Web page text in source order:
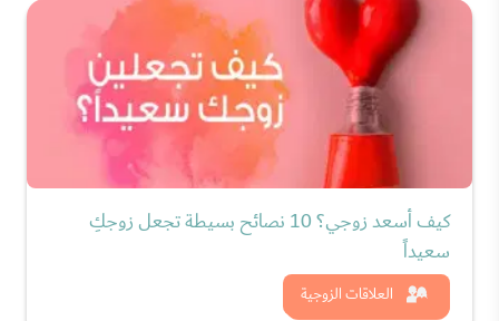
العلاقات الزوجية
كيف أسعد زوجي؟ 10 نصائح بسيطة تجعل زوجكِ
سعيداً
شاهد الان